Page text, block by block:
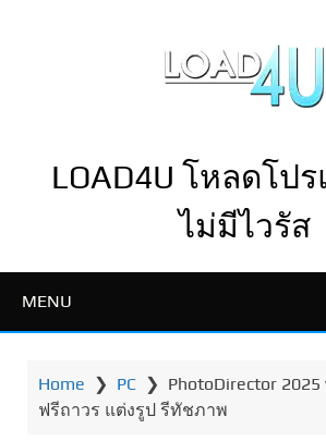
LOAD4U โหลดโป
ไม่มีไวรัส
MENU
Home ❯ PC ❯ PhotoDirector 2025
ฟรีถาวร แต่งรูป รีทัชภาพ